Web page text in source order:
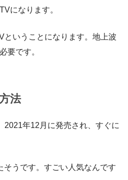
になります。
ということになります。地上波
要です。
法
2021年12月に発売され、すぐに
そうです。すごい人気なんです